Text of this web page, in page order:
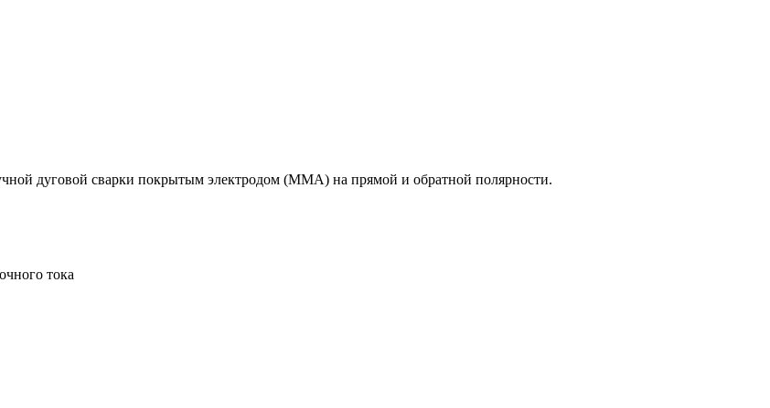
дуговой сварки покрытым электродом (MMA) на прямой и обратной полярности.
тока